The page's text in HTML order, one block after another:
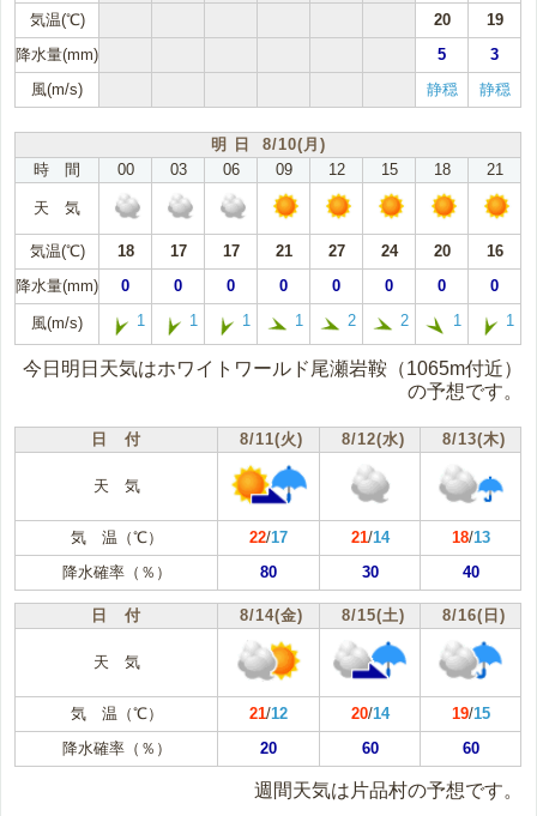
気温(℃) 20
19
降水量(mm)
5
3
風(m/s)
静穏 静穏
明 日 8/10(月)
時 間
00 03 06 09 12 15 18 21
天 気
気温(℃) 18 17 17 21 27 24 20
16
降水量(mm)
0 0 0 0 0 0 0 0
風(m/s) 1 1 1 1 2 2 1 1
今日明日天気はホワイトワールド尾瀬岩鞍（1065m付近）
の予想です。
日 付 8/11(火) 8/12(水) 8/13(木)
天 気
気 温（℃） 22/17 21/14 18/13
降水確率（％）
80 30 40
日 付 8/14(金) 8/15(土) 8/16(日)
天 気
気 温（℃） 21/12 20/14 19/15
降水確率（％）
20 60 60
週間天気は片品村の予想です。